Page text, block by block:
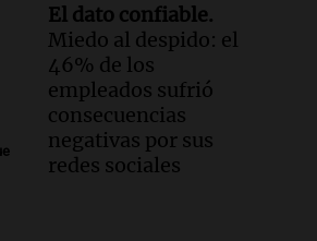
El dato confiable.
Miedo al despido: el
46% de los
empleados sufrió
consecuencias
negativas por sus
redes sociales